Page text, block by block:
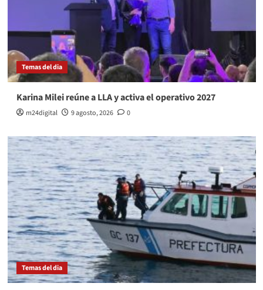
Temas del dia
Karina Milei reúne a LLA y activa el operativo 2027
m24digital 9 agosto, 2026 0
Temas del dia